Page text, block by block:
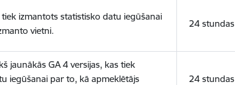
izmantots statistisko datu iegūšanai
vietni.
24 stundas
jaunākās GA 4 versijas, kas tiek
iegūšanai par to, kā apmeklētājs
24 stundas